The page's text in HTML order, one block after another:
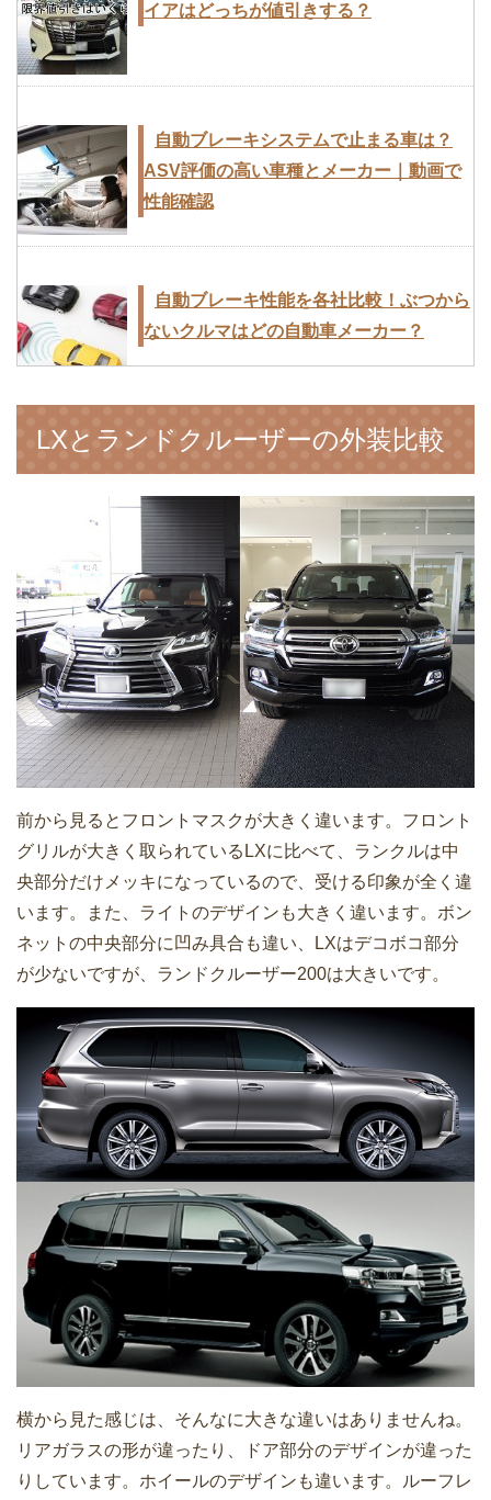
イアはどっちが値引きする？
自動ブレーキシステムで止まる車は？
ASV評価の高い車種とメーカー｜動画で
性能確認
自動ブレーキ性能を各社比較！ぶつから
ないクルマはどの自動車メーカー？
LXとランドクルーザーの外装比較
前から見るとフロントマスクが大きく違います。フロント
グリルが大きく取られているLXに比べて、ランクルは中
央部分だけメッキになっているので、受ける印象が全く違
います。また、ライトのデザインも大きく違います。ボン
ネットの中央部分に凹み具合も違い、LXはデコボコ部分
が少ないですが、ランドクルーザー200は大きいです。
横から見た感じは、そんなに大きな違いはありませんね。
リアガラスの形が違ったり、ドア部分のデザインが違った
りしています。ホイールのデザインも違います。ルーフレ